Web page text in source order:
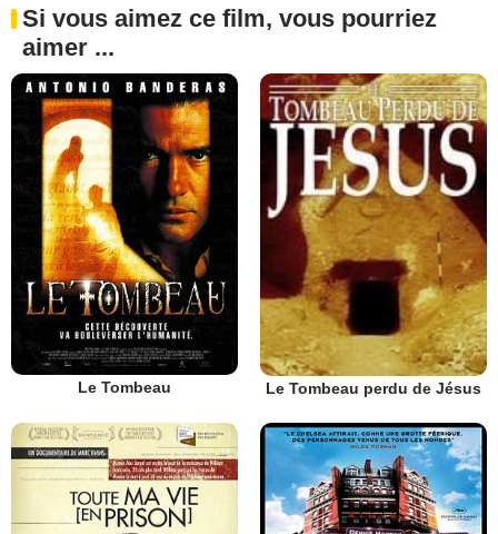
Si vous aimez ce film, vous pourriez
aimer ...
Le Tombeau Le Tombeau perdu de Jésus